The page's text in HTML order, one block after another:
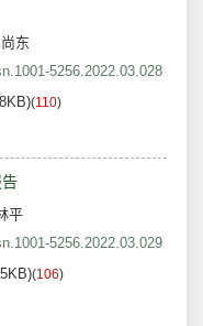
尚东
5256.2022.03.028
(110)
平
5256.2022.03.029
(106)